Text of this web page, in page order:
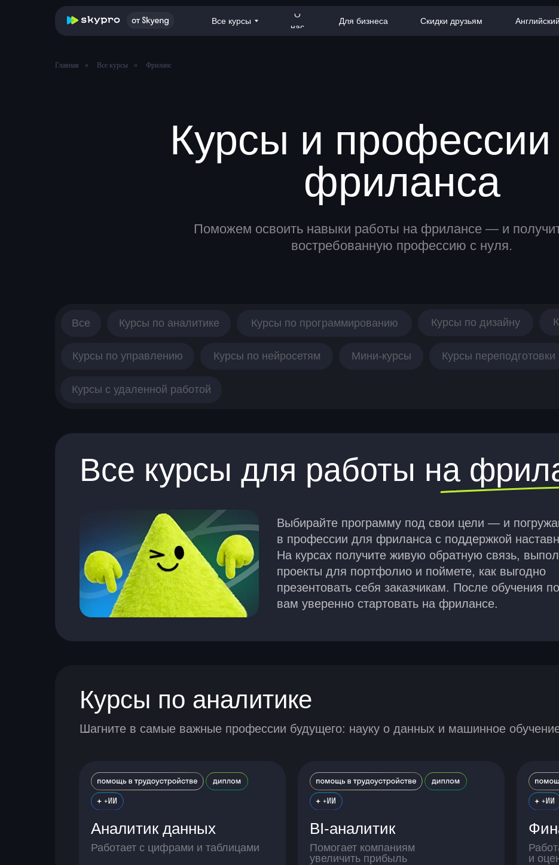
О
нас
Все курсы Для бизнеса Скидки друзьям
Главная » Все курсы » Фриланс
Курсы и
фриланса
Поможем освоить навыки работы на фрилансе — и
востребованную профессию с нуля.
Курсы по управлению
Курсы по аналитике
Все Курсы по дизайну
Курсы по программированию
Курсы по нейросетям Мини-курсы Курсы переподготовки
Курсы с удаленной работой
Выбирайте программу под свои цели — и
в профессии для фриланса с поддержкой
На курсах получите живую обратную связь,
проекты для портфолио и поймете, как выгодно
презентовать себя заказчикам. После обучения
вам уверенно стартовать на фрилансе.
Все курсы для работы на
Шагните в самые важные профессии будущего: науку о данных и машинное
Курсы по аналитике
Аналитик данных
Работает с цифрами и таблицами
BI-аналитик
Помогает компаниям
увеличить прибыль
и